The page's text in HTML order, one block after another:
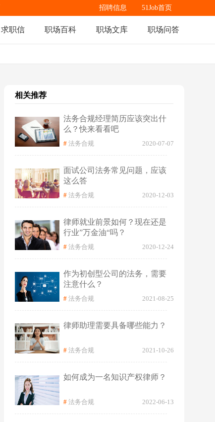
招聘信息 51Job首页
求职信 职场百科 职场文库 职场问答
相关推荐
法务合规经理简历应该突出什
么？快来看看吧
# 法务合规 2020-07-07
面试公司法务常见问题，应该
这么答
# 法务合规 2020-12-03
律师就业前景如何？现在还是
行业”万金油“吗？
# 法务合规 2020-12-24
作为初创型公司的法务，需要
注意什么？
# 法务合规 2021-08-25
律师助理需要具备哪些能力？
# 法务合规 2021-10-26
如何成为一名知识产权律师？
# 法务合规 2022-06-13